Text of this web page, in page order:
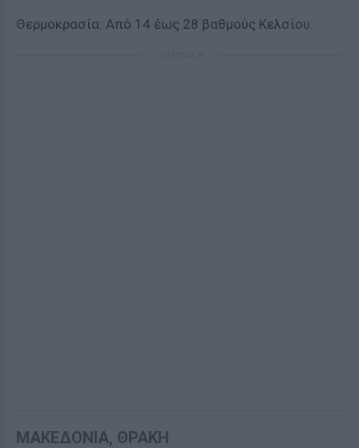
Θερμοκρασία: Από 14 έως 28 βαθμούς Κελσίου.
ΜΑΚΕΔΟΝΙΑ, ΘΡΑΚΗ